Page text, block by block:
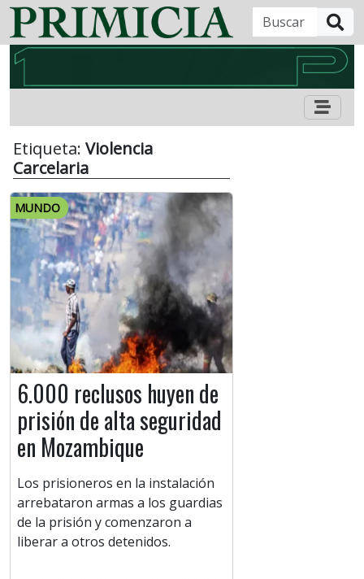
Etiqueta: Violencia
Carcelaria
MUNDO
6.000 reclusos huyen de
prisión de alta seguridad
en Mozambique
Los prisioneros en la instalación
arrebataron armas a los guardias
de la prisión y comenzaron a
liberar a otros detenidos.